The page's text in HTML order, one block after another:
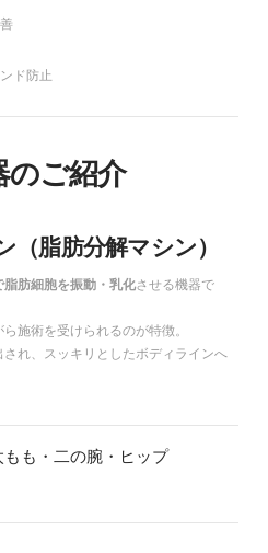
ド防止
のご紹介
（脂肪分解マシン）
脂肪細胞を振動・乳化させる機器で
施術を受けられるのが特徴。
れ、スッキリとしたボディラインへ
も・二の腕・ヒップ